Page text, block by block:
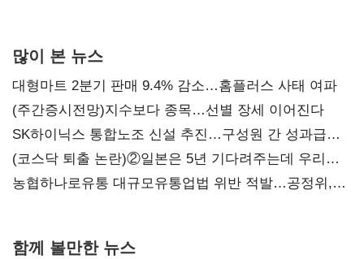
많이 본 뉴스
대형마트 2분기 판매 9.4% 감소…홈플러스 사태 여파
(주간증시전망)지수보다 종목…선별 장세 이어진다
SK하이닉스 통합노조 신설 추진…구성원 간 성과급
불만 확산
(코스닥 퇴출 논란)②일본은 5년 기다려주는데 우리는
당장 퇴출?…시간만으론 부족한 코스닥 구하기
농협하나로유통 대규모유통업법 위반 적발…공정위,
함께 볼만한 뉴스